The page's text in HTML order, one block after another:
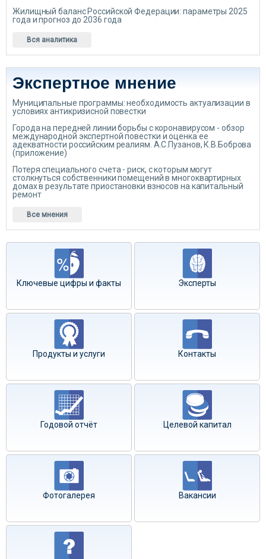
Жилищный баланс Российской Федерации: параметры 2025
года и прогноз до 2036 года
Вся аналитика
Экспертное мнение
Муниципальные программы: необходимость актуализации в
условиях антикризисной повестки
Города на передней линии борьбы с коронавирусом - обзор
международной экспертной повестки и оценка ее
адекватности российским реалиям. А.С.Пузанов, К.В.Боброва
(приложение)
Потеря специального счета - риск, с которым могут
столкнуться собственники помещений в многоквартирных
домах в результате приостановки взносов на капитальный
ремонт
Все мнения
Ключевые цифры и факты Эксперты
Продукты и услуги Контакты
Годовой отчёт Целевой капитал
Фотогалерея Вакансии